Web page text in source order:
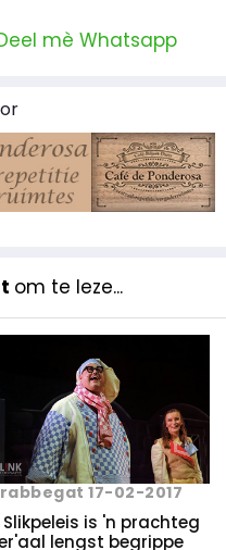
mè Whatsapp
om te leze...
17-02-2017
is 'n prachteg
lengst begrippe